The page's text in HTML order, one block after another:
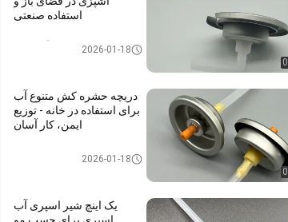
استفاده صنعتی
شیر کارتریج گاز بوتان2026-01-18
دریچه حشره کش متنوع آب
برای استفاده در خانه - توزیع
ایمن، کار آسان
water alcohol based insecticid
2026-01-18
یک اینچ شیر اسپری آب